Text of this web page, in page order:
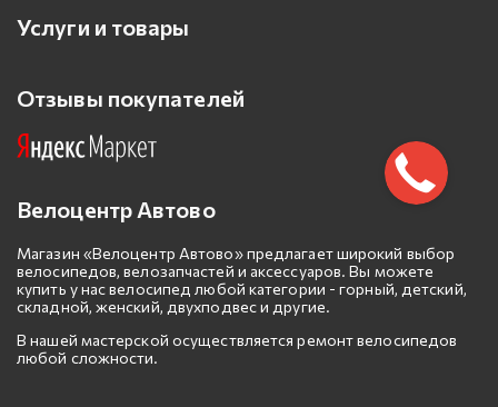
Услуги и товары
Отзывы покупателей
Велоцентр Автово
Магазин «Велоцентр Автово» предлагает широкий выбор
велосипедов, велозапчастей и аксессуаров. Вы можете
купить у нас велосипед любой категории - горный, детский,
складной, женский, двухподвес и другие.
В нашей мастерской осуществляется ремонт велосипедов
любой сложности.